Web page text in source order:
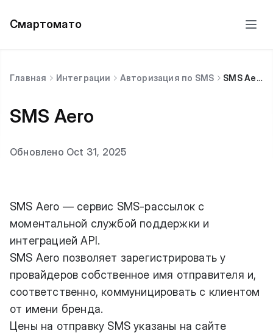
Смартомато
Главная Интеграции Авторизация по SMS SMS Aero
SMS Aero
Обновлено Oct 31, 2025
SMS Aero — сервис SMS-рассылок с
моментальной службой поддержки и
интеграцией API.
SMS Aero позволяет зарегистрировать у
провайдеров собственное имя отправителя и,
соответственно, коммуницировать с клиентом
от имени бренда.
Цены на отправку SMS указаны на сайте